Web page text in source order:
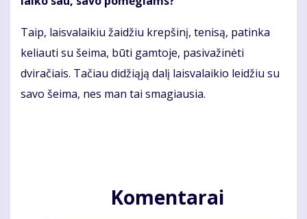
Taip, laisvalaikiu žaidžiu krepšinį, tenisą, patinka
keliauti su šeima, būti gamtoje, pasivažinėti
dviračiais. Tačiau didžiąją dalį laisvalaikio leidžiu su
savo šeima, nes man tai smagiausia.
Komentarai